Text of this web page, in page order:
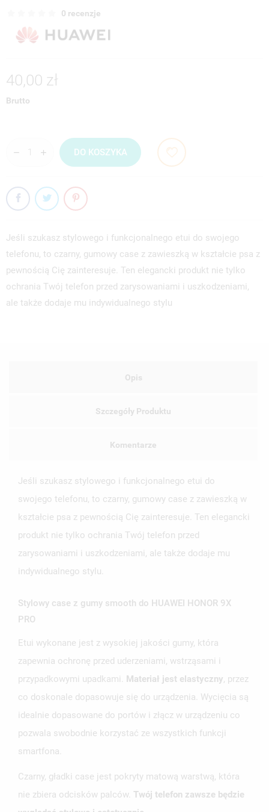
0 recenzje
40,00 zł
Brutto
DO KOSZYKA
Jeśli szukasz stylowego i funkcjonalnego etui do swojego
telefonu, to czarny, gumowy case z zawieszką w kształcie psa z
pewnością Cię zainteresuje. Ten elegancki produkt nie tylko
ochrania Twój telefon przed zarysowaniami i uszkodzeniami,
ale także dodaje mu indywidualnego stylu
Opis
Szczegóły Produktu
Komentarze
Jeśli szukasz stylowego i funkcjonalnego etui do
swojego telefonu, to czarny, gumowy case z zawieszką w
kształcie psa z pewnością Cię zainteresuje. Ten elegancki
produkt nie tylko ochrania Twój telefon przed
zarysowaniami i uszkodzeniami, ale także dodaje mu
indywidualnego stylu.
Stylowy case z gumy smooth do HUAWEI HONOR 9X
PRO
Etui wykonane jest z wysokiej jakości gumy, która
zapewnia ochronę przed uderzeniami, wstrząsami i
przypadkowymi upadkami.
Materiał jest elastyczny, przez
co doskonale dopasowuje się do urządzenia. Wycięcia są
idealnie dopasowane do portów i złącz w urządzeniu co
pozwala swobodnie korzystać ze wszystkich funkcji
smartfona.
Czarny, gładki case jest pokryty matową warstwą, która
nie zbiera odcisków palców. Twój telefon zawsze będzie
UTWÓRZ LISTĘ ŻYCZEŃ
ZALOGUJ SIĘ